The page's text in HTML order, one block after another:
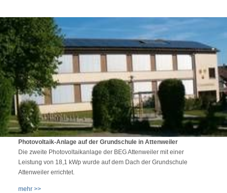
Photovoltaik-Anlage auf der Grundschule in Attenweiler
Die zweite Photovoltaikanlage der BEG Attenweiler mit einer
Leistung von 18,1 kWp wurde auf dem Dach der Grundschule
Attenweiler errichtet.
mehr >>